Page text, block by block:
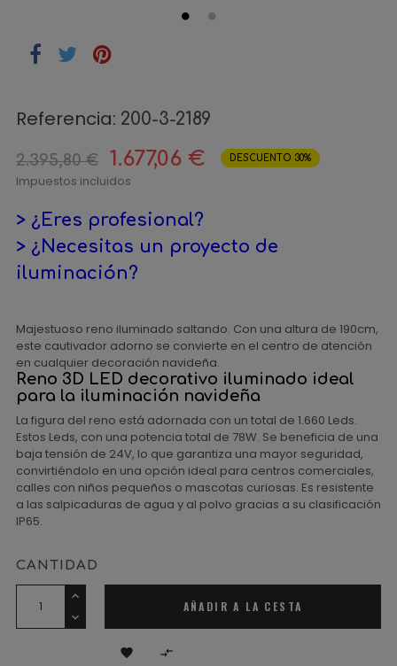
Referencia: 200-3-2189
2.395,80 € 1.677,06 € DESCUENTO 30%
Impuestos incluidos
> ¿Eres profesional?
> ¿Necesitas un proyecto de
iluminación?
Majestuoso reno iluminado saltando. Con una altura de 190cm,
este cautivador adorno se convierte en el centro de atención
en cualquier decoración navideña.
Reno 3D LED decorativo iluminado ideal
para la iluminación navideña
La figura del reno está adornada con un total de 1.660 Leds.
Estos Leds, con una potencia total de 78W. Se beneficia de una
baja tensión de 24V, lo que garantiza una mayor seguridad,
convirtiéndolo en una opción ideal para centros comerciales,
calles con niños pequeños o mascotas curiosas. Es resistente
a las salpicaduras de agua y al polvo gracias a su clasificación
IP65.
CANTIDAD
AÑADIR A LA CESTA
 